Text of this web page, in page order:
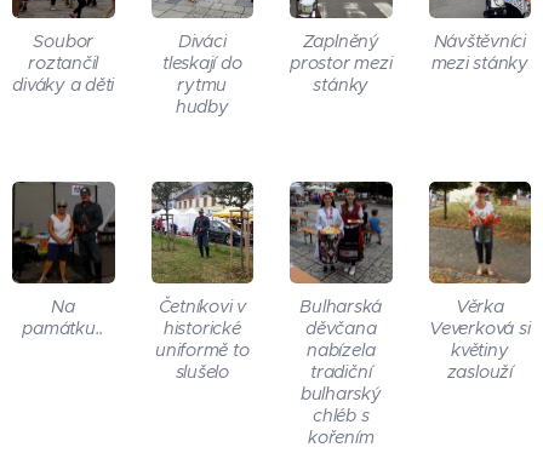
Soubor
roztančil
diváky a děti
Diváci
tleskají do
rytmu
hudby
Zaplněný
prostor mezi
stánky
Návštěvníci
mezi stánky
Na
památku..
Četníkovi v
historické
uniformě to
slušelo
Bulharská
děvčana
nabízela
tradiční
bulharský
chléb s
kořením
Věrka
Veverková si
květiny
zaslouží